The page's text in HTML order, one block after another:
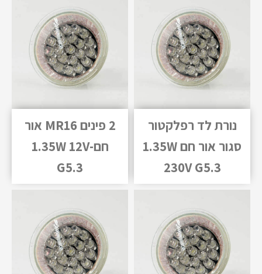
נורת לד רפלקטור
סגור אור חם 1.35W
230V G5.3
2 פינים MR16 אור
חם-1.35W 12V
G5.3